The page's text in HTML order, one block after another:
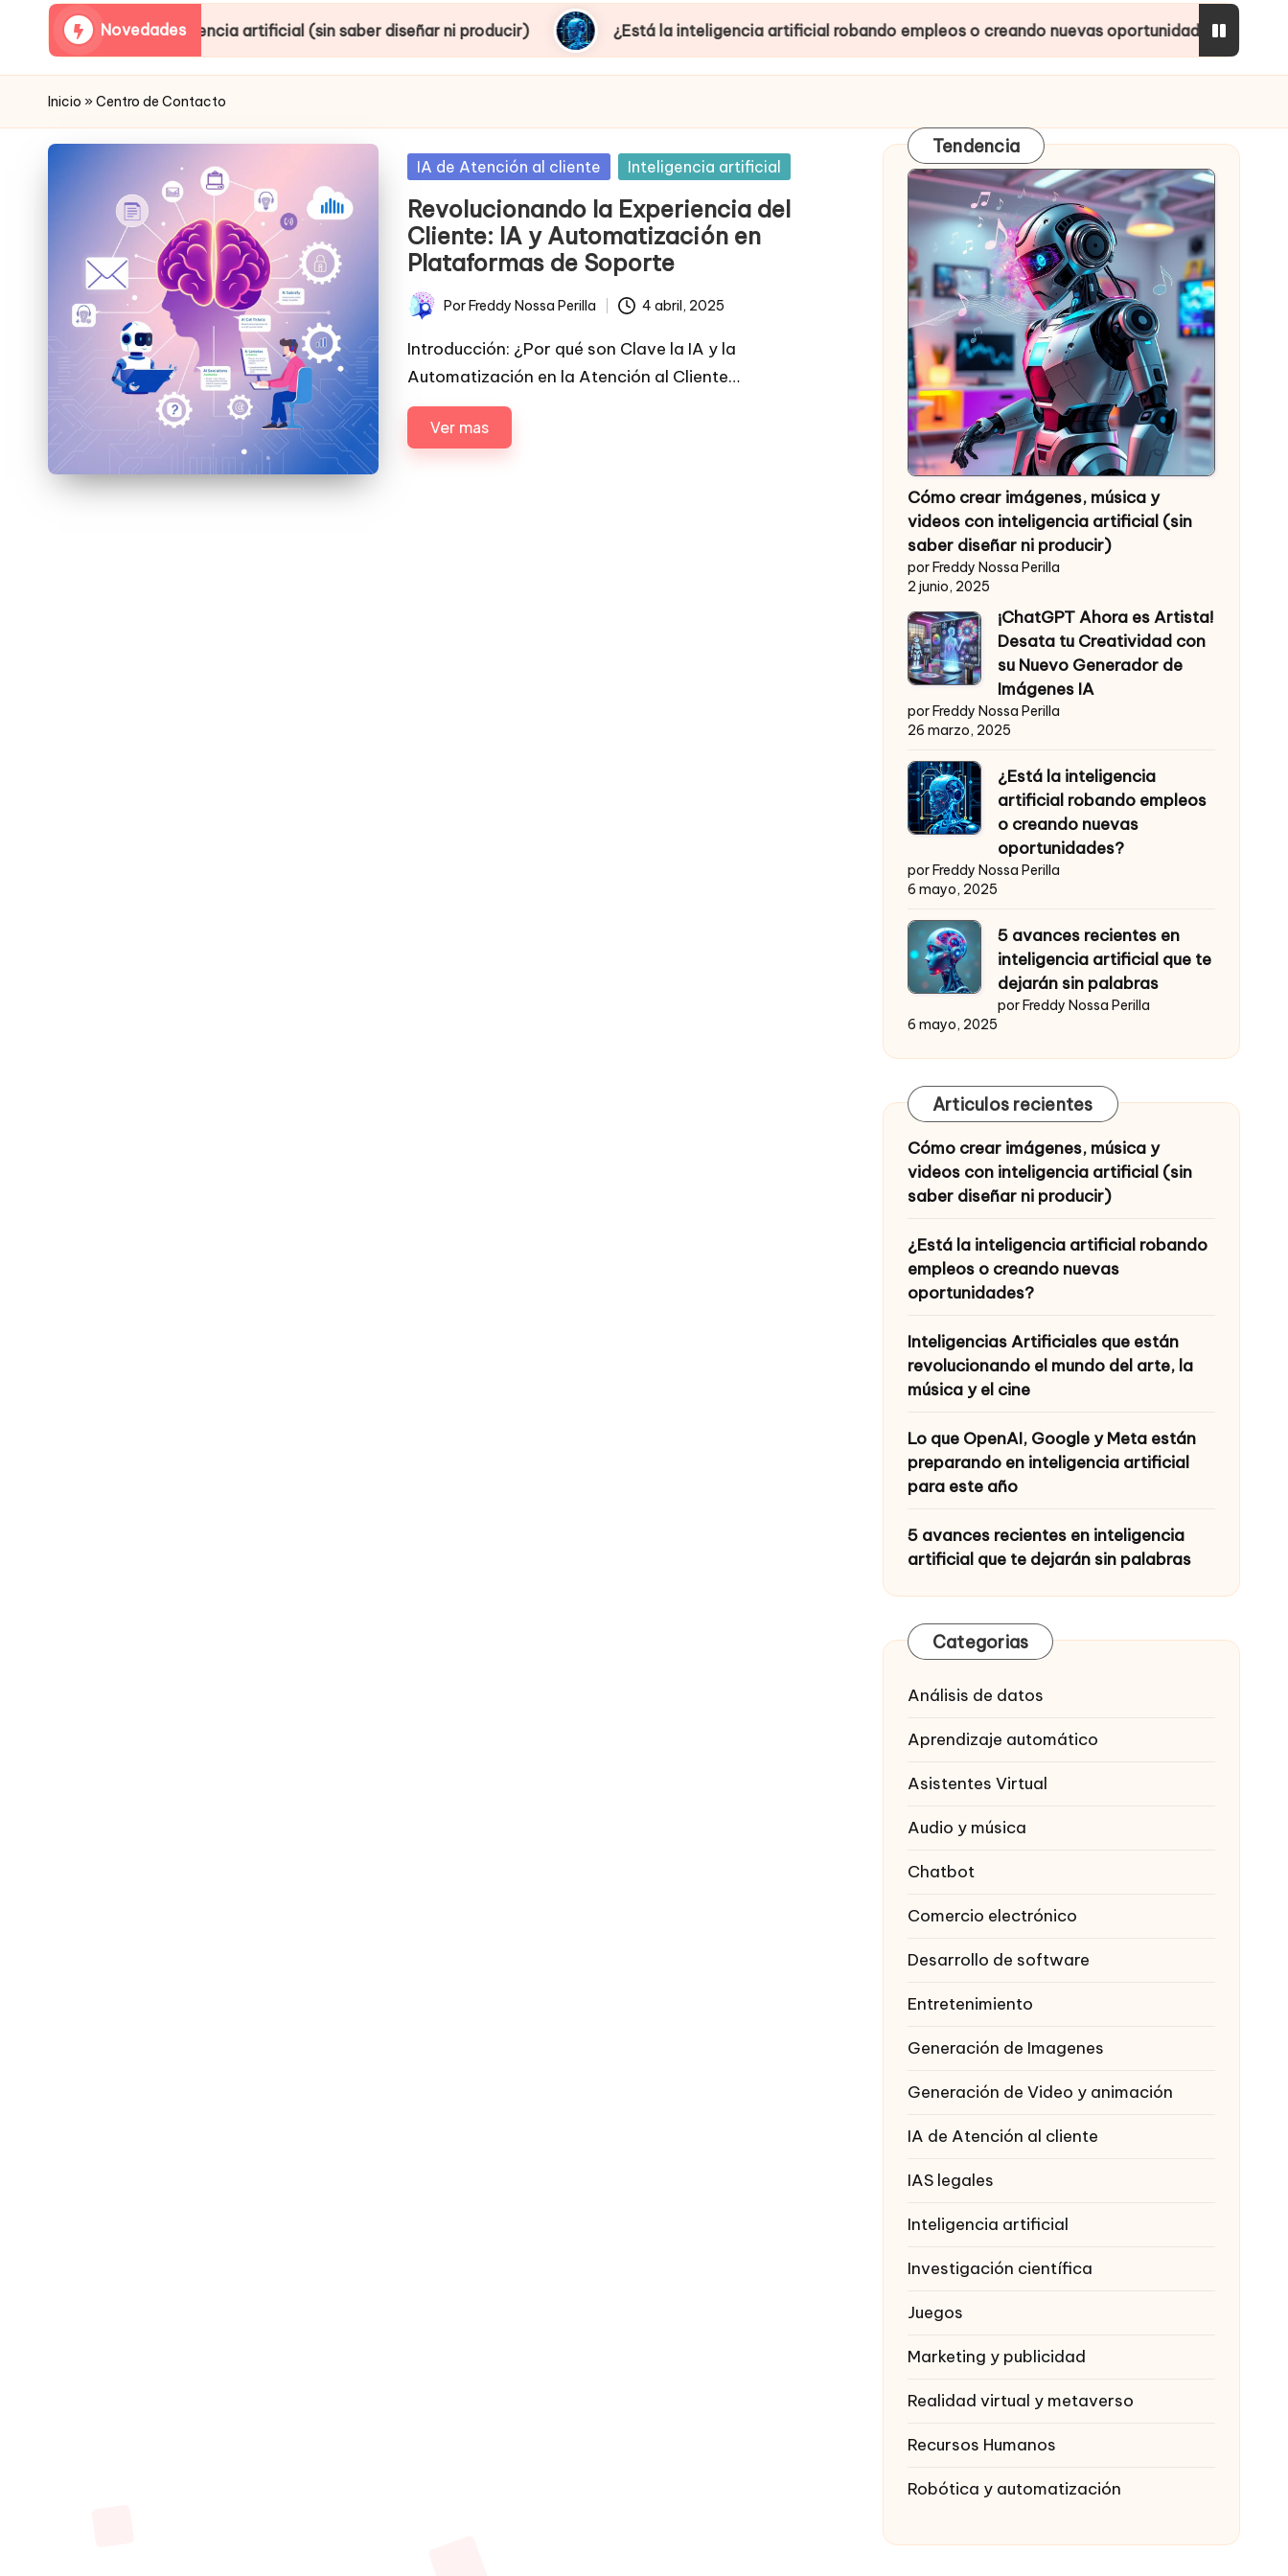
Novedades
inteligencia artificial (sin saber diseñar ni producir) ¿Está la inteligencia artificial robando empleos o creando nuevas oportunidades?
Inicio »Centro de Contacto
Posted
IA de Atención al cliente Inteligencia artificial
Revolucionando la Experiencia del
Cliente: IA y Automatización en
Plataformas de Soporte
Publicado
por
PorFreddy Nossa Perilla 4 abril, 2025
Introducción: ¿Por qué son Clave la IA y la
Automatización en la Atención al Cliente…
Ver mas
Tendencia
Cómo crear imágenes, música y
videos con inteligencia artificial (sin
saber diseñar ni producir)
por Freddy Nossa Perilla
2 junio, 2025
¡ChatGPT Ahora es Artista!
Desata tu Creatividad con
su Nuevo Generador de
Imágenes IA
por Freddy Nossa Perilla
26 marzo, 2025
¿Está la inteligencia
artificial robando empleos
o creando nuevas
oportunidades?
por Freddy Nossa Perilla
6 mayo, 2025
5 avances recientes en
inteligencia artificial que te
dejarán sin palabras
por Freddy Nossa Perilla
6 mayo, 2025
Articulos recientes
Cómo crear imágenes, música y
videos con inteligencia artificial (sin
saber diseñar ni producir)
¿Está la inteligencia artificial robando
empleos o creando nuevas
oportunidades?
Inteligencias Artificiales que están
revolucionando el mundo del arte, la
música y el cine
Lo que OpenAI, Google y Meta están
preparando en inteligencia artificial
para este año
5 avances recientes en inteligencia
artificial que te dejarán sin palabras
Categorias
Análisis de datos
Aprendizaje automático
Asistentes Virtual
Audio y música
Chatbot
Comercio electrónico
Desarrollo de software
Entretenimiento
Generación de Imagenes
Generación de Video y animación
IA de Atención al cliente
IAS legales
Inteligencia artificial
Investigación científica
Juegos
Marketing y publicidad
Realidad virtual y metaverso
Recursos Humanos
Robótica y automatización